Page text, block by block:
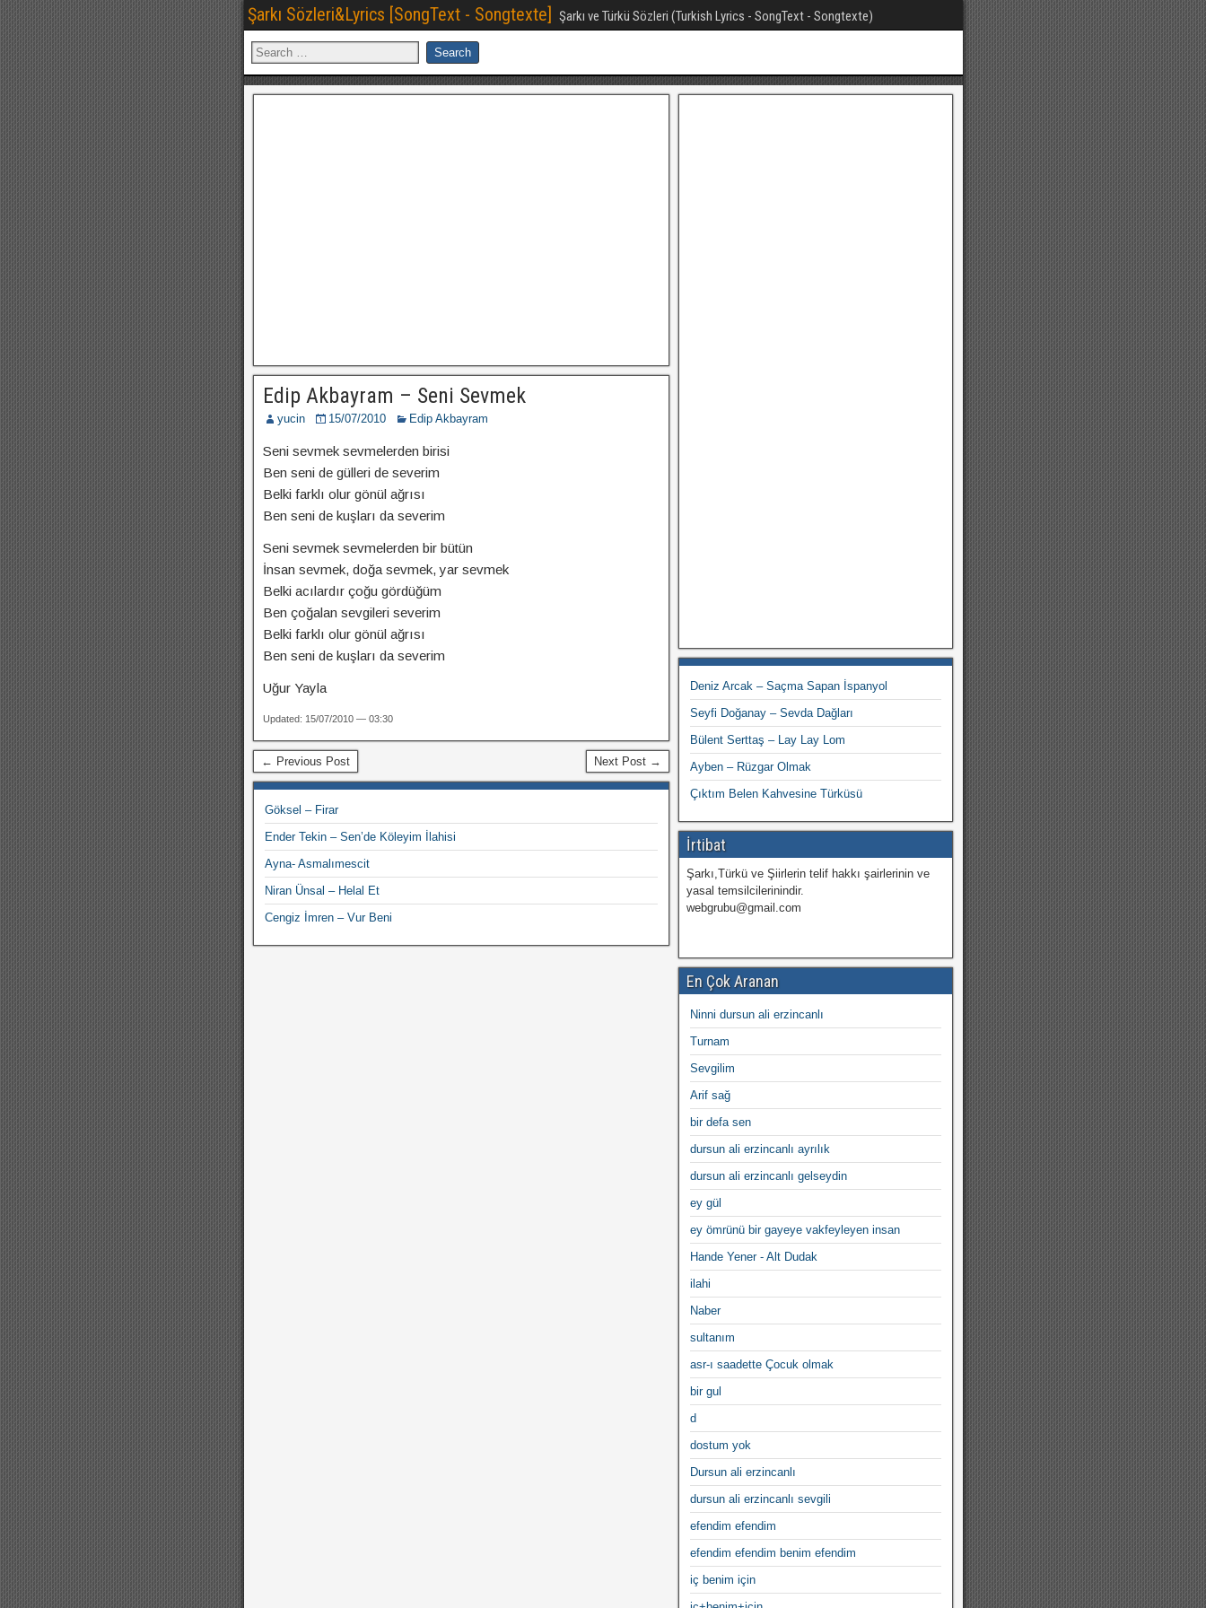
Şarkı Sözleri&Lyrics [SongText - Songtexte] Şarkı ve Türkü Sözleri (Turkish Lyrics - SongText - Songtexte)
Edip Akbayram – Seni Sevmek
yucin 15/07/2010 Edip Akbayram
Seni sevmek sevmelerden birisi
Ben seni de gülleri de severim
Belki farklı olur gönül ağrısı
Ben seni de kuşları da severim
Seni sevmek sevmelerden bir bütün
İnsan sevmek, doğa sevmek, yar sevmek
Belki acılardır çoğu gördüğüm
Ben çoğalan sevgileri severim
Belki farklı olur gönül ağrısı
Ben seni de kuşları da severim
Uğur Yayla
Updated: 15/07/2010 — 03:30
← Previous Post Next Post →
Göksel – Firar
Ender Tekin – Sen’de Köleyim İlahisi
Ayna- Asmalımescit
Niran Ünsal – Helal Et
Cengiz İmren – Vur Beni
Deniz Arcak – Saçma Sapan İspanyol
Seyfi Doğanay – Sevda Dağları
Bülent Serttaş – Lay Lay Lom
Ayben – Rüzgar Olmak
Çıktım Belen Kahvesine Türküsü
İrtibat
Şarkı,Türkü ve Şiirlerin telif hakkı şairlerinin ve
yasal temsilcilerinindir.
webgrubu@gmail.com
En Çok Aranan
Ninni dursun ali erzincanlı
Turnam
Sevgilim
Arif sağ
bir defa sen
dursun ali erzincanlı ayrılık
dursun ali erzincanlı gelseydin
ey gül
ey ömrünü bir gayeye vakfeyleyen insan
Hande Yener - Alt Dudak
ilahi
Naber
sultanım
asr-ı saadette Çocuk olmak
bir gul
d
dostum yok
Dursun ali erzincanlı
dursun ali erzincanlı sevgili
efendim efendim
efendim efendim benim efendim
iç benim için